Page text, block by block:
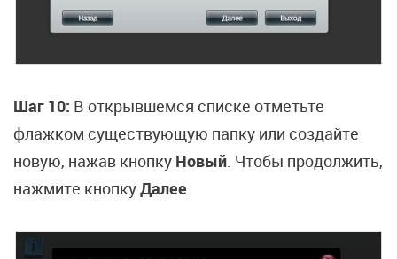
Шаг 10: В открывшемся списке отметьте
флажком существующую папку или создайте
новую, нажав кнопку Новый. Чтобы продолжить,
нажмите кнопкуДалее.